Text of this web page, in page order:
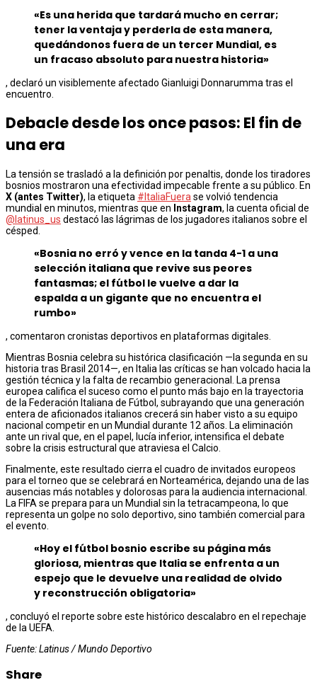
«Es una herida que tardará mucho en cerrar;
tener la ventaja y perderla de esta manera,
quedándonos fuera de un tercer Mundial, es
un fracaso absoluto para nuestra historia»
, declaró un visiblemente afectado Gianluigi Donnarumma tras el
encuentro.
Debacle desde los once pasos: El fin de
una era
La tensión se trasladó a la definición por penaltis, donde los tiradores
bosnios mostraron una efectividad impecable frente a su público. En
X (antes Twitter), la etiqueta #ItaliaFuera se volvió tendencia
mundial en minutos, mientras que en Instagram, la cuenta oficial de
@latinus_us destacó las lágrimas de los jugadores italianos sobre el
césped.
«Bosnia no erró y vence en la tanda 4-1 a una
selección italiana que revive sus peores
fantasmas; el fútbol le vuelve a dar la
espalda a un gigante que no encuentra el
rumbo»
, comentaron cronistas deportivos en plataformas digitales.
Mientras Bosnia celebra su histórica clasificación —la segunda en su
historia tras Brasil 2014—, en Italia las críticas se han volcado hacia la
gestión técnica y la falta de recambio generacional. La prensa
europea califica el suceso como el punto más bajo en la trayectoria
de la Federación Italiana de Fútbol, subrayando que una generación
entera de aficionados italianos crecerá sin haber visto a su equipo
nacional competir en un Mundial durante 12 años. La eliminación
ante un rival que, en el papel, lucía inferior, intensifica el debate
sobre la crisis estructural que atraviesa el Calcio.
Finalmente, este resultado cierra el cuadro de invitados europeos
para el torneo que se celebrará en Norteamérica, dejando una de las
ausencias más notables y dolorosas para la audiencia internacional.
La FIFA se prepara para un Mundial sin la tetracampeona, lo que
representa un golpe no solo deportivo, sino también comercial para
el evento.
«Hoy el fútbol bosnio escribe su página más
gloriosa, mientras que Italia se enfrenta a un
espejo que le devuelve una realidad de olvido
y reconstrucción obligatoria»
, concluyó el reporte sobre este histórico descalabro en el repechaje
de la UEFA.
Fuente: Latinus / Mundo Deportivo
Share